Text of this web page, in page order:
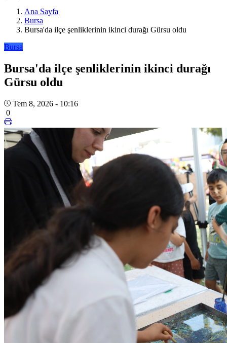
Ana Sayfa
Bursa
Bursa'da ilçe şenliklerinin ikinci durağı Gürsu oldu
Bursa
Bursa'da ilçe şenliklerinin ikinci durağı
Gürsu oldu
Tem 8, 2026 - 10:16
0